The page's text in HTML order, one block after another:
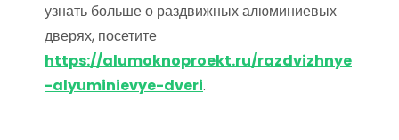
узнать больше о раздвижных алюминиевых
дверях, посетите
https://alumoknoproekt.ru/razdvizhnye
-alyuminievye-dveri.